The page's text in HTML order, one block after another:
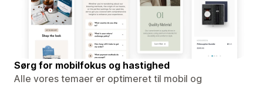
Sørg for mobilfokus og hastighed
Alle vores temaer er optimeret til mobil og